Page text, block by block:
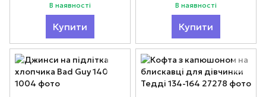
В наявності
Купити
В наявності
Купити